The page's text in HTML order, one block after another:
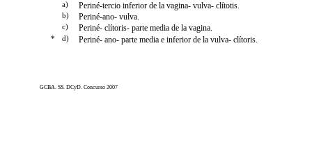
a) Periné-tercio inferior de la vagina- vulva- clítotis.
b) Periné-ano- vulva.
c) Periné- clítoris- parte media de la vagina.
* d) Periné- ano- parte media e inferior de la vulva- clítoris.
GCBA. SS. DCyD. Concurso 2007